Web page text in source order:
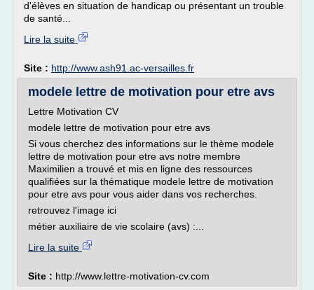
d'élèves en situation de handicap ou présentant un trouble
de santé...
Lire la suite
Site : http://www.ash91.ac-versailles.fr
modele lettre de motivation pour etre avs
Lettre Motivation CV
modele lettre de motivation pour etre avs
Si vous cherchez des informations sur le thème modele
lettre de motivation pour etre avs notre membre
Maximilien a trouvé et mis en ligne des ressources
qualifiées sur la thématique modele lettre de motivation
pour etre avs pour vous aider dans vos recherches.
retrouvez l'image ici
métier auxiliaire de vie scolaire (avs) :...
Lire la suite
Site : http://www.lettre-motivation-cv.com